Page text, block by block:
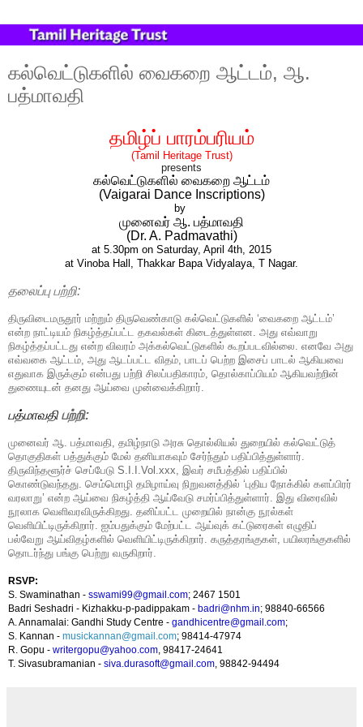
கல்வெட்டுகளில் வைகறை ஆட்டம், ஆ.
பத்மாவதி
தமிழ்ப் பாரம்பரியம்
(Tamil Heritage Trust)
presents
கல்வெட்டுகளில் வைகறை ஆட்டம்
(Vaigarai Dance Inscriptions)
by
முனைவர் ஆ. பத்மாவதி
(Dr. A. Padmavathi)
at 5.30pm on Saturday, April 4th, 2015
at Vinoba Hall, Thakkar Bapa Vidyalaya, T Nagar.
தலைப்புபற்றி:
திருவிடைமருதூர் மற்றும் திருவெண்காடு கல்வெட்டுகளில் ‘வைகறை ஆட்டம்’
என்ற நாட்டியம் நிகழ்த்தப்பட்ட தகவல்கள் கிடைத்துள்ளன. அது எவ்வாறு
நிகழ்த்தப்பட்டது என்ற விவரம் அக்கல்வெட்டுகளில் கூறப்படவில்லை. எனவே அது
எவ்வகை ஆட்டம், அது ஆடப்பட்ட விதம், பாடப் பெற்ற இசைப் பாடல் ஆகியவை
எதுவாக இருக்கும் என்பது பற்றி சிலப்பதிகாரம், தொல்காப்பியம் ஆகியவற்றின்
துணையுடன் தனது ஆய்வை முன்வைக்கிறார்.
பத்மாவதி பற்றி:
முனைவர் ஆ. பத்மாவதி, தமிழ்நாடு அரசு தொல்லியல் துறையில் கல்வெட்டுத்
தொகுதிகள் பத்துக்கும் மேல் தனியாகவும் சேர்ந்தும் பதிப்பித்துள்ளார்.
திருவிந்தளூர்ச் செப்பேடு S.I.I.Vol.xxx, இவர் சமீபத்தில் பதிப்பில்
கொண்டுவந்தது. செம்மொழி தமிழாய்வு நிறுவனத்தில் ‘புதிய நோக்கில் களப்பிரர்
வரலாறு’ என்ற ஆய்வை நிகழ்த்தி ஆய்வேடு சமர்ப்பித்துள்ளார். இது விரைவில்
நூலாக வெளிவரவிருக்கிறது. தனிப்பட்ட முறையில் நான்கு நூல்கள்
வெளியிட்டிருக்கிறார். ஐம்பதுக்கும் மேற்பட்ட ஆய்வுக் கட்டுரைகள் எழுதிப்
பல்வேறு ஆய்விதழ்களில் வெளியிட்டிருக்கிறார். கருத்தரங்குகள், பயிலரங்குகளில்
தொடர்ந்து பங்கு பெற்று வருகிறார்.
RSVP:
S. Swaminathan - sswami99@gmail.com; 2467 1501
Badri Seshadri - Kizhakku-p-padippakam - badri@nhm.in; 98840-66566
A. Annamalai: Gandhi Study Centre - gandhicentre@gmail.com;
S. Kannan - musickannan@gmail.com; 98414-47974
R. Gopu - writergopu@yahoo.com , 98417-24641
T. Sivasubramanian - siva.durasoft@gmail.com , 98842-94494